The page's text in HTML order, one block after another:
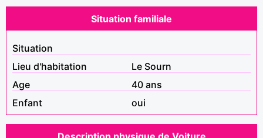
Situation familiale
Situation
Lieu d'habitation
Le Sourn
Age
40 ans
Enfant
oui